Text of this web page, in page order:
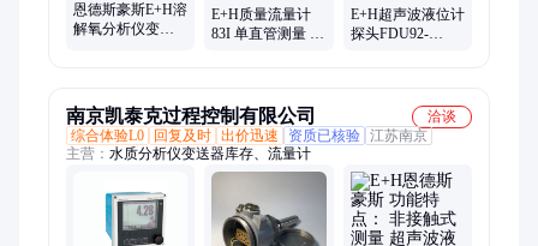
恩德斯豪斯E+H溶
解氧分析仪变送
E+H质量流量计
83I 单直管测量 免
E+H超声波液位计
探头FDU92-
南京凯泰克过程控制有限公司
洽谈
综合体验L0
回复及时 出价迅速 资质已核验 江苏南京
主营： 水质分析仪变送器库存、流量计